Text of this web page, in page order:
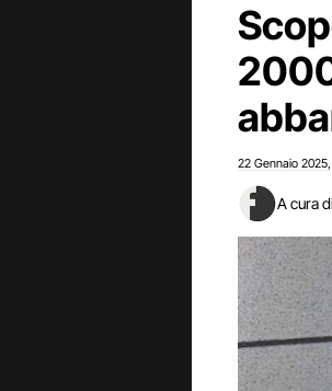
22 Gennaio 2025
A cura di